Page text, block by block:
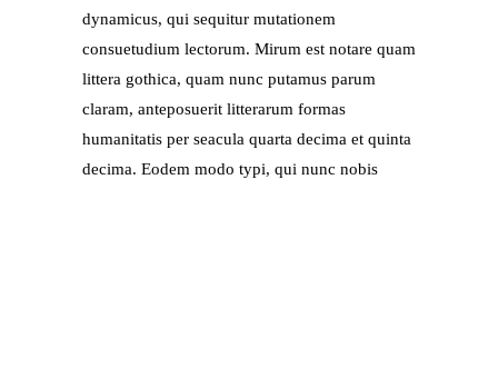
dynamicus, qui sequitur mutationem
consuetudium lectorum. Mirum est notare quam
littera gothica, quam nunc putamus parum
claram, anteposuerit litterarum formas
humanitatis per seacula quarta decima et quinta
decima. Eodem modo typi, qui nunc nobis